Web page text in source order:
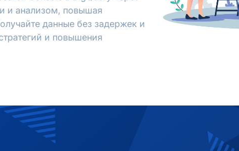
и анализом, повышая
данные без задержек и
и повышения